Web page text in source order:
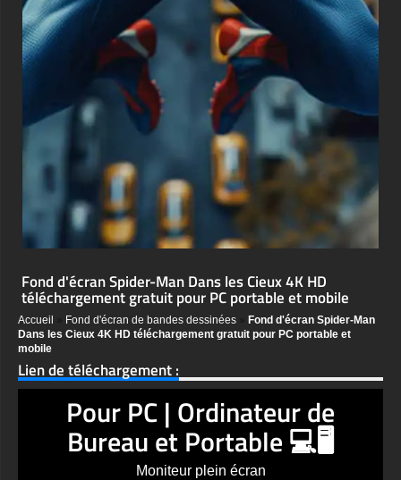
Fond d'écran Spider-Man Dans les Cieux 4K HD
téléchargement gratuit pour PC portable et mobile
Accueil Fond d'écran de bandes dessinées
Fond d'écran Spider-Man
Dans les Cieux 4K HD téléchargement gratuit pour PC portable et
mobile
Lien de téléchargement :
Pour PC | Ordinateur de
Bureau et Portable 💻🖥️
Moniteur plein écran